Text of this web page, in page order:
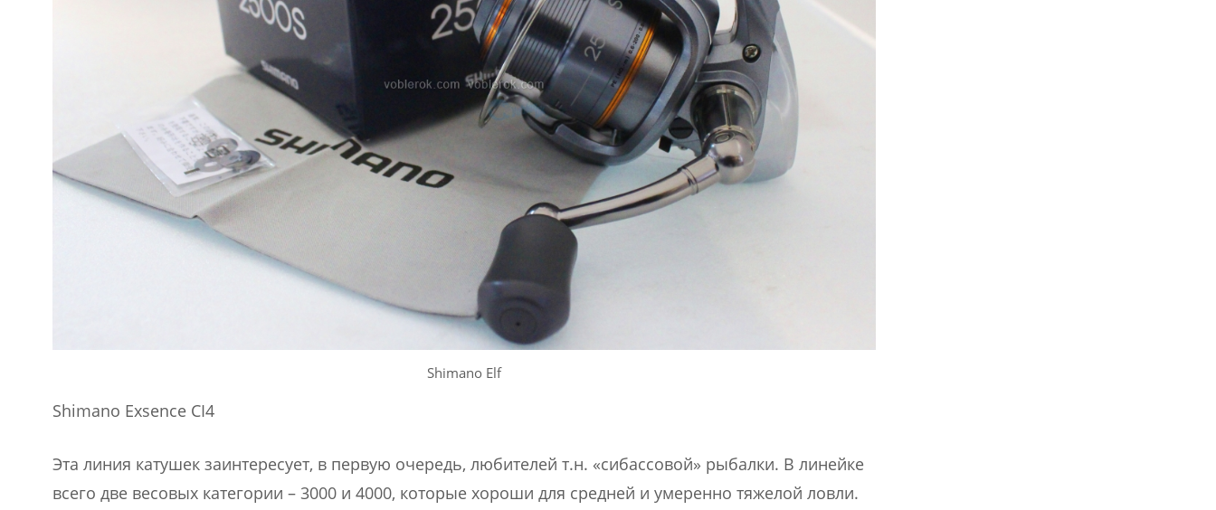
Shimano Elf
Shimano Exsence CI4
Эта линия катушек заинтересует, в первую очередь, любителей т.н. «сибассовой» рыбалки. В линейке
всего две весовых категории – 3000 и 4000, которые хороши для средней и умеренно тяжелой ловли.